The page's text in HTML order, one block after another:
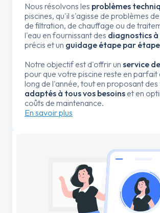
Nous résolvons les problèmes
piscines, qu'il s'agisse de problèmes
de filtration, de chauffage ou de
l'eau en fournissant des diagnostics
précis et un guidage étape par étape
Notre objectif est d'offrir un service
pour que votre piscine reste en parfait
long de l'année, tout en proposant des
adaptés à tous vos besoins et en
coûts de maintenance.
En savoir plus